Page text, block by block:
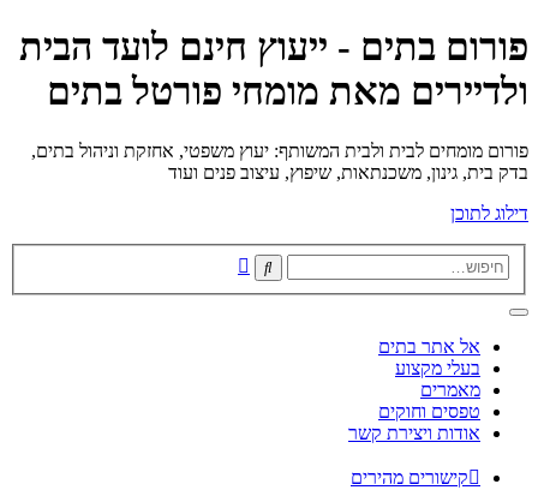
פורום בתים - ייעוץ חינם לועד הבית
ולדיירים מאת מומחי פורטל בתים
פורום מומחים לבית ולבית המשותף: יעוץ משפטי, אחזקת וניהול בתים,
בדק בית, גינון, משכנתאות, שיפוץ, עיצוב פנים ועוד
דילוג לתוכן
חיפוש
אל אתר בתים
בעלי מקצוע
מאמרים
טפסים וחוקים
אודות ויצירת קשר
קישורים מהירים